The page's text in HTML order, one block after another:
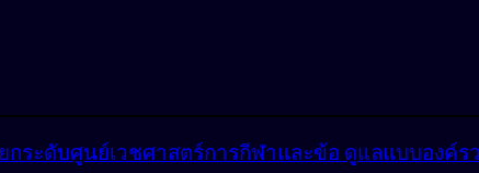
ยกระดับศูนย์เวชศาสตร์การกีฬาและข้อ ดูแลแบบองค์ร